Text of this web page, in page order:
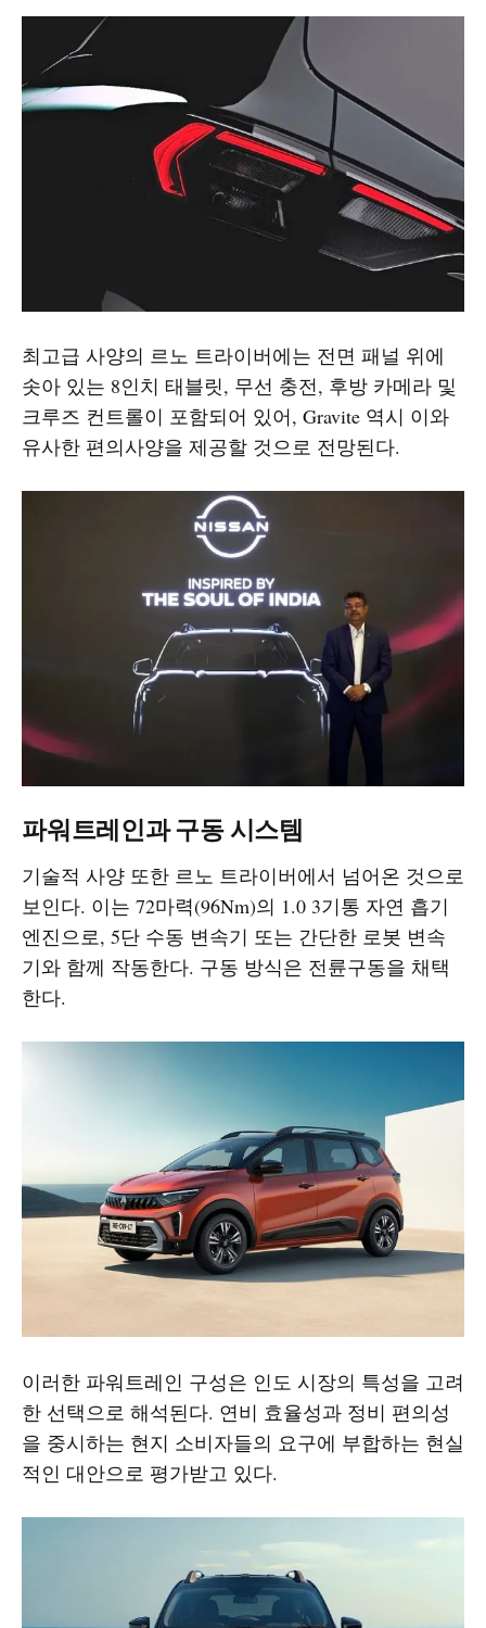
최고급 사양의 르노 트라이버에는 전면 패널 위에
솟아 있는 8인치 태블릿, 무선 충전, 후방 카메라 및
크루즈 컨트롤이 포함되어 있어, Gravite 역시 이와
유사한 편의사양을 제공할 것으로 전망된다.
파워트레인과 구동 시스템
기술적 사양 또한 르노 트라이버에서 넘어온 것으로
보인다. 이는 72마력(96Nm)의 1.0 3기통 자연 흡기
엔진으로, 5단 수동 변속기 또는 간단한 로봇 변속
기와 함께 작동한다. 구동 방식은 전륜구동을 채택
한다.
이러한 파워트레인 구성은 인도 시장의 특성을 고려
한 선택으로 해석된다. 연비 효율성과 정비 편의성
을 중시하는 현지 소비자들의 요구에 부합하는 현실
적인 대안으로 평가받고 있다.